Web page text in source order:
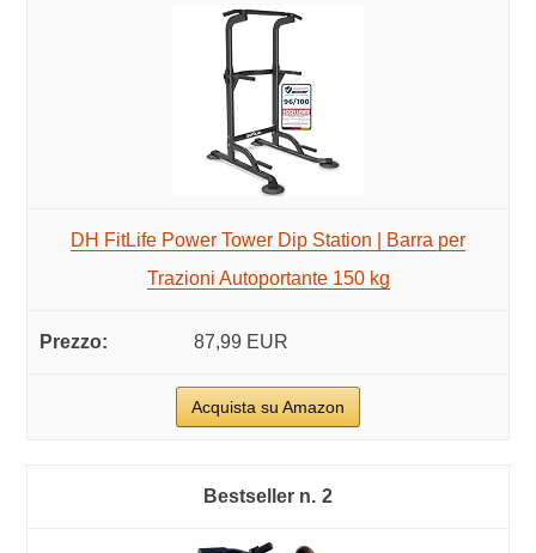
DH FitLife Power Tower Dip Station | Barra per
Trazioni Autoportante 150 kg
87,99 EUR
Acquista su Amazon
2